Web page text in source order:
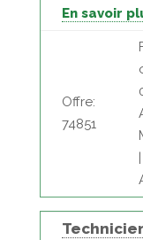
En savoir
Offre:
74851